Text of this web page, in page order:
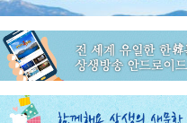
공지사항 ON AIR 서비스
공지사항
STB 4월1주
공지사항
STB 3월4주